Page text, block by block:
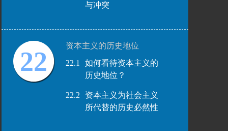
与冲突
22
资本主义的历史地位
22.1
如何看待资本主义的
历史地位？
22.2
资本主义为社会主义
所代替的历史必然性